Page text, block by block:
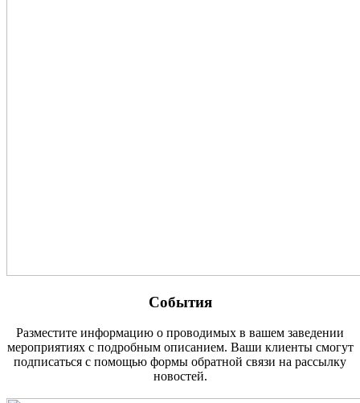
События
Разместите информацию о проводимых в вашем заведении
мероприятиях с подробным описанием. Ваши клиенты смогут
подписаться с помощью формы обратной связи на рассылку
новостей.